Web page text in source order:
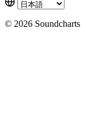
© 2026 Soundcharts